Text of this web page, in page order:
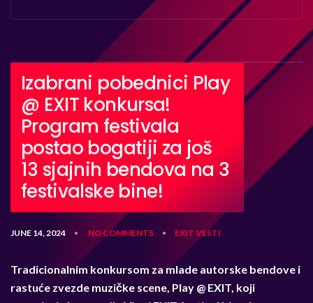
Izabrani pobednici Play
@ EXIT konkursa!
Program festivala
postao bogatiji za još
13 sjajnih bendova na 3
festivalske bine!
JUNE 14, 2024 • NO COMMENTS • EXIT VESTI
Tradicionalnim konkursom za mlade autorske bendove i
rastuće zvezde muzičke scene, Play @ EXIT, koji